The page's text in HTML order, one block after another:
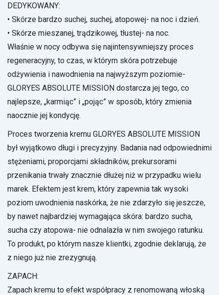
DEDYKOWANY:
• Skórze bardzo suchej, suchej, atopowej- na noc i dzień.
• Skórze mieszanej, trądzikowej, tłustej- na noc.
Właśnie w nocy odbywa się najintensywniejszy proces
regeneracyjny, to czas, w którym skóra potrzebuje
odżywienia i nawodnienia na najwyższym poziomie-
GLORYES ABSOLUTE MISSION dostarcza jej tego, co
najlepsze, „karmiąc” i „pojąc” w sposób, który zmienia
naocznie jej kondycję.
Proces tworzenia kremu GLORYES ABSOLUTE MISSION
był wyjątkowo długi i precyzyjny. Badania nad odpowiednimi
stężeniami, proporcjami składników, prekursorami
przenikania trwały znacznie dłużej niż w przypadku wielu
marek. Efektem jest krem, który zapewnia tak wysoki
poziom uwodnienia naskórka, że nie zdarzyło się jeszcze,
by nawet najbardziej wymagająca skóra: bardzo sucha,
sucha czy atopowa- nie odnalazła w nim swojego ratunku.
To produkt, po którym nasze klientki, zgodnie deklarują, że
z niego już nie zrezygnują.
ZAPACH:
Zapach kremu to efekt współpracy z renomowaną włoską